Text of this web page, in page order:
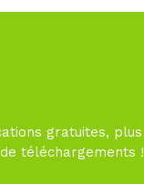
gratuites, plus
téléchargements !